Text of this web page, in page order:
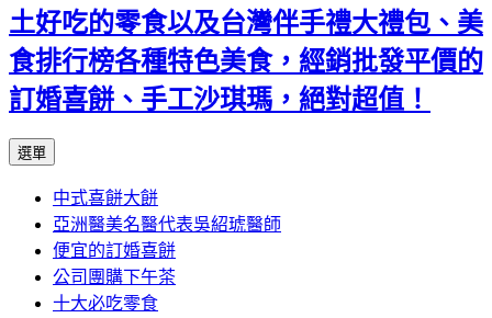
土好吃的零食以及台灣伴手禮大禮包、美
食排行榜各種特色美食，經銷批發平價的
訂婚喜餅、手工沙琪瑪，絕對超值！
選單
內
容
中式喜餅大餅
亞洲醫美名醫代表吳紹琥醫師
便宜的訂婚喜餅
公司團購下午茶
十大必吃零食